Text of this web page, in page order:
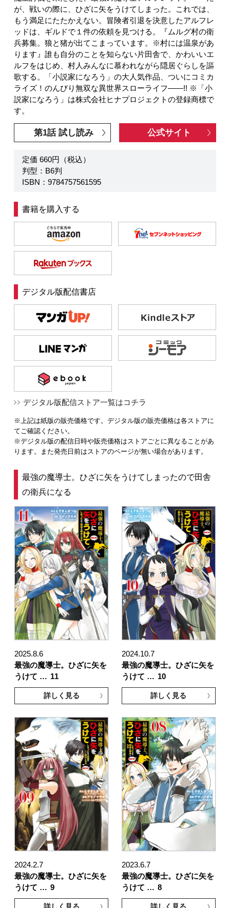
が、戦いの際に、ひざに矢をうけてしまった。これでは、
もう満足にたたかえない。冒険者引退を決意したアルフレ
ッドは、ギルドで１件の依頼を見つける。『ムルグ村の衛
兵募集。狼と猪が出てこまっています。※村には温泉があ
ります』誰も自分のことを知らない片田舎で、かわいいエ
ルフをはじめ、村人みんなに慕われながら隠居ぐらしを謳
歌する。「小説家になろう」の大人気作品、ついにコミカ
ライズ！のんびり無双な異世界スローライフ――!! ※「小
説家になろう」は株式会社ヒナプロジェクトの登録商標で
す。
第1話 試し読み 公式サイト
定価 660円（税込）
判型：B6判
ISBN：9784757561595
書籍を購入する
デジタル版配信書店
デジタル版配信ストア一覧はコチラ
※上記は紙版の販売価格です。デジタル版の販売価格は各ストアに
てご確認ください。
※デジタル版の配信日時や販売価格はストアごとに異なることがあ
ります。また発売日前はストアのページが無い場合があります。
最強の魔導士。ひざに矢をうけてしまったので田舎
の衛兵になる
2025.8.6
最強の魔導士。ひざに矢を
うけて … 11
詳しく見る
2024.10.7
最強の魔導士。ひざに矢を
うけて … 10
詳しく見る
2024.2.7
最強の魔導士。ひざに矢を
うけて … 9
2023.6.7
最強の魔導士。ひざに矢を
うけて … 8